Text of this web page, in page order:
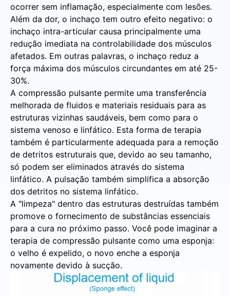
ocorrer sem inflamação, especialmente com lesões.
Além da dor, o inchaço tem outro efeito negativo: o
inchaço intra-articular causa principalmente uma
redução imediata na controlabilidade dos músculos
afetados. Em outras palavras, o inchaço reduz a
força máxima dos músculos circundantes em até 25-
30%.
A compressão pulsante permite uma transferência
melhorada de fluidos e materiais residuais para as
estruturas vizinhas saudáveis, bem como para o
sistema venoso e linfático. Esta forma de terapia
também é particularmente adequada para a remoção
de detritos estruturais que, devido ao seu tamanho,
só podem ser eliminados através do sistema
linfático. A pulsação também simplifica a absorção
dos detritos no sistema linfático.
A "limpeza" dentro das estruturas destruídas também
promove o fornecimento de substâncias essenciais
para a cura no próximo passo. Você pode imaginar a
terapia de compressão pulsante como uma esponja:
o velho é expelido, o novo enche a esponja
novamente devido à sucção.